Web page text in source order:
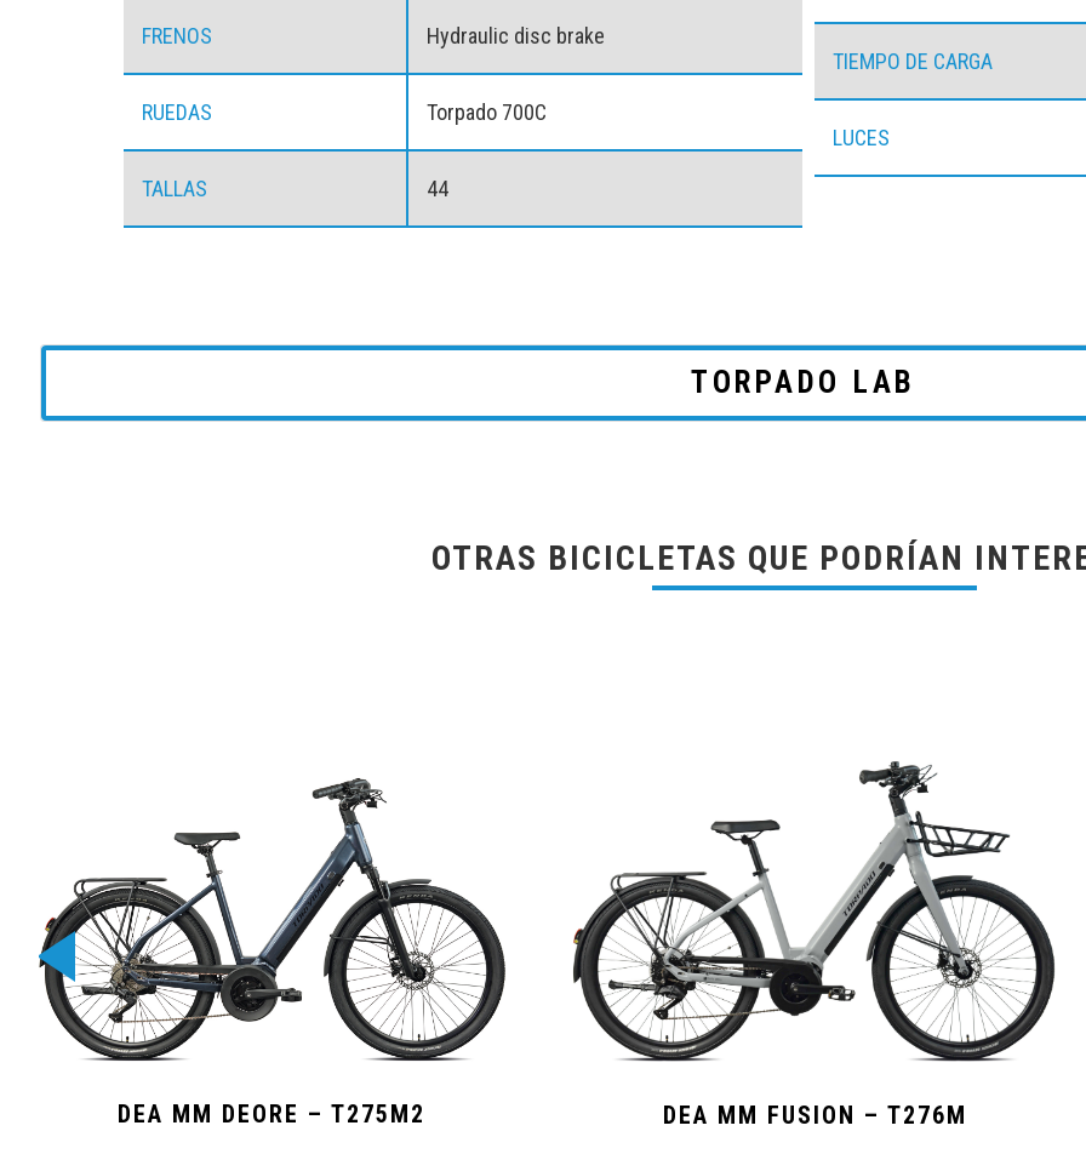
FRENOS Hydraulic disc brake
RUEDAS Torpado 700C
TALLAS 44
TIEMPO DE CARGA
LUCES
TORPADO LAB
OTRAS BICICLETAS QUE PODRÍAN
DEA MM DEORE – T275M2 DEA MM FUSION – T276M